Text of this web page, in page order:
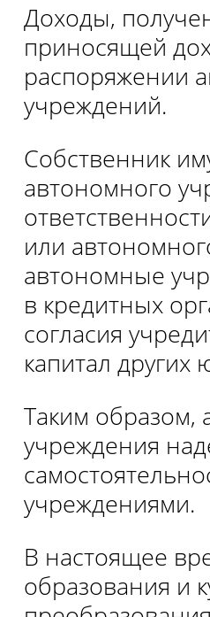
Доходы,
приносящей
распоряжении
учреждений.
Собственник
автономного
или
автономные
в кредитных
согласия
капитал других
Таким
учреждения
учреждениями.
В настоящее
образования и